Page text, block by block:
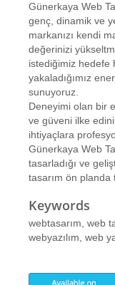
Günerkaya Web
genç, dinamik ve
markanızı kendi
değerinizi
istediğimiz hedefe
yakaladığımız
sunuyoruz.
Deneyimi olan bir
ve güveni ilke
ihtiyaçlara
Günerkaya Web
tasarladığı ve
tasarım ön planda
Keywords
webtasarım, web
webyazılım, web